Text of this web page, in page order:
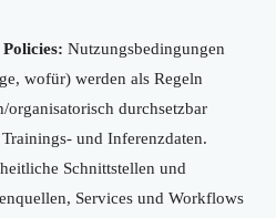
Nutzungsbedingungen
wofür) werden als Regeln
organisatorisch durchsetzbar
und Inferenzdaten.
Schnittstellen und
Services und Workflows